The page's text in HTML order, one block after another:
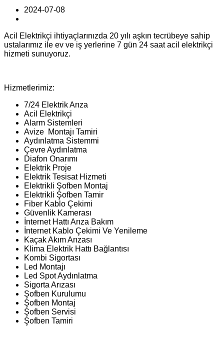
2024-07-08
Acil Elektrikçi ihtiyaçlarınızda 20 yılı aşkın tecrübeye sahip
ustalarımız ile ev ve iş yerlerine 7 gün 24 saat acil elektrikçi
hizmeti sunuyoruz.
Hizmetlerimiz:
7/24 Elektrik Arıza
Acil Elektrikçi
Alarm Sistemleri
Avize Montajı Tamiri
Aydınlatma Sistemmi
Çevre Aydınlatma
Diafon Onarımı
Elektrik Proje
Elektrik Tesisat Hizmeti
Elektrikli Şofben Montaj
Elektrikli Şofben Tamir
Fiber Kablo Çekimi
Güvenlik Kamerası
İnternet Hattı Arıza Bakım
İnternet Kablo Çekimi Ve Yenileme
Kaçak Akım Arızası
Klima Elektrik Hattı Bağlantısı
Kombi Sigortası
Led Montajı
Led Spot Aydınlatma
Sigorta Arızası
Şofben Kurulumu
Şofben Montaj
Şofben Servisi
Şofben Tamiri